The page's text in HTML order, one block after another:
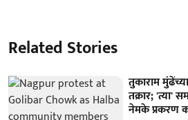
Related Stories
तुकाराम
तक्रार; 'त्या'
नेमके प्रकरण